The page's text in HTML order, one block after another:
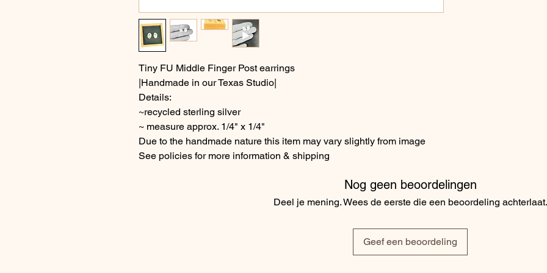
Tiny FU Middle Finger Post earrings
|Handmade in our Texas Studio|
Details:
~recycled sterling silver
~ measure approx. 1/4" x 1/4"
Due to the handmade nature this item may vary slightly from image
See policies for more information & shipping
Nog geen beoordelingen
Deel je mening. Wees de eerste die een beoordeling achterlaat.
Geef een beoordeling